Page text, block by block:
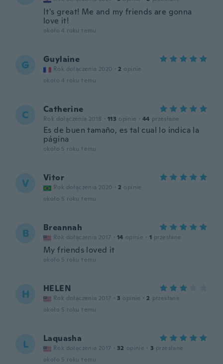
It's great! Me and my friends are gonna
love it!
około 4 roku temu
G Guylaine
Rok dołączenia 2020 · 2 opinie
około 4 roku temu
C Catherine
Rok dołączenia 2018 · 113 opinie · 44 przesłane
Es de buen tamaño, es tal cual lo indica la
página
około 5 roku temu
V Vitor
Rok dołączenia 2020 · 2 opinie
około 5 roku temu
B Breannah
Rok dołączenia 2017 · 14 opinie · 1 przesłane
My friends loved it
około 5 roku temu
H HELEN
Rok dołączenia 2017 · 3 opinie · 2 przesłane
około 5 roku temu
L Laquasha
Rok dołączenia 2017 · 32 opinie · 3 przesłane
około 5 roku temu